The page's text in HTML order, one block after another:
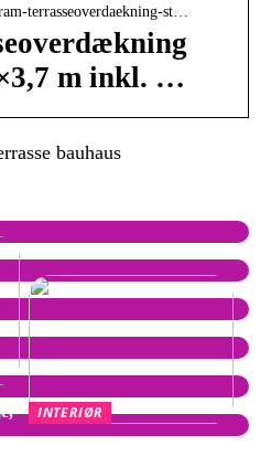
terrasseoverdaekning-st…
m inkl. …
bauhaus
INTERIØR